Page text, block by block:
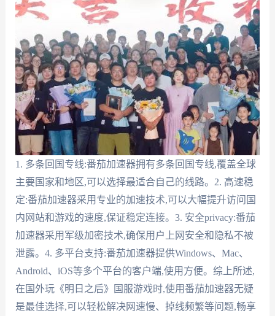
1. 多条回国专线:番茄加速器拥有多条回国专线,覆盖全球
主要国家和地区,可以选择最适合自己的线路。2. 高速稳
定:番茄加速器采用专业的加速技术,可以大幅提升访问国
内网站和游戏的速度,保证稳定连接。3. 安全privacy:番茄
加速器采用军级加密技术,确保用户上网安全和隐私不被
泄露。4. 多平台支持:番茄加速器提供Windows、Mac、
Android、iOS等多个平台的客户端,使用方便。综上所述,
在国外玩《明日之后》国服游戏时,使用番茄加速器无疑
是最佳选择,可以轻松解决网速慢、掉线频繁等问题,畅享